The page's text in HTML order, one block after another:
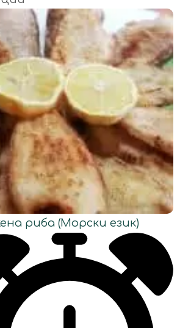
риба (Морски език)